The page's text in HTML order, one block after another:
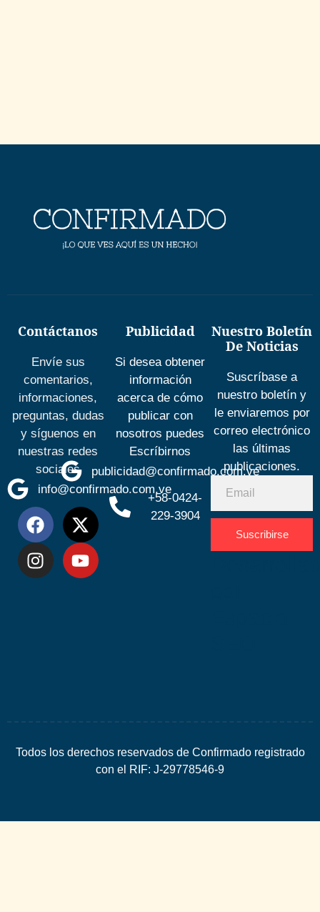
Contáctanos
Envíe sus
comentarios,
informaciones,
preguntas, dudas
y síguenos en
nuestras redes
sociales
info@confirmado.com.ve
Publicidad
Si desea obtener
información
acerca de cómo
publicar con
nosotros puedes
Escríbirnos
publicidad@confirmado.com.ve
+58-0424-
229-3904
Nuestro Boletín
De Noticias
Suscríbase a
nuestro boletín y
le enviaremos por
correo electrónico
las últimas
publicaciones.
Suscribirse
Todos los derechos reservados de Confirmado registrado
con el RIF: J-29778546-9